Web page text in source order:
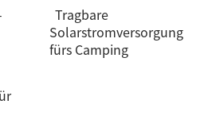
Tragbare
Solarstromversorgung
fürs Camping